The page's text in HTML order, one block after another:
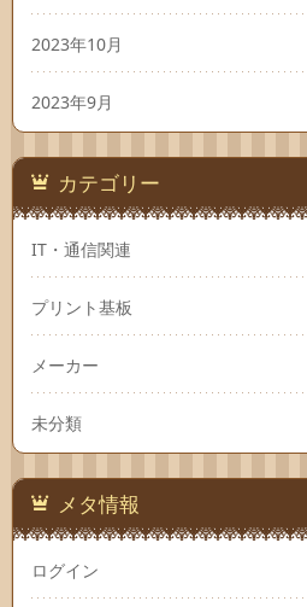
2023年10月
2023年9月
カテゴリー
IT・通信関連
プリント基板
メーカー
未分類
メタ情報
ログイン